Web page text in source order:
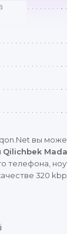
вы
Qilichbek
телефона,
320